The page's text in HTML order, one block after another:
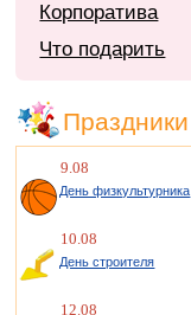
Корпоратива
Что подарить
Праздники
9.08
День физкультурника
10.08
День строителя
12.08